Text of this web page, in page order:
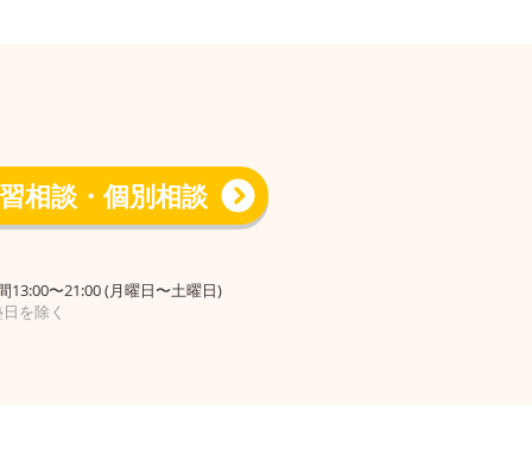
相談・個別相談
13:00〜21:00 (月曜日〜土曜日)
を除く